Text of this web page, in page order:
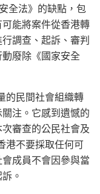
全法》的缺點，包
能將案件從香港轉
調查、起訴、審判
廢除《國家安全
的民間社會組織轉
注。它感到遺憾的
審查的公民社會及
港不要採取任何可
成員不會因參與當
。